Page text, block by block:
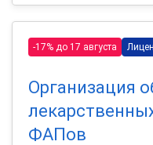
-17% до 17 августа
Организация
ФАПов